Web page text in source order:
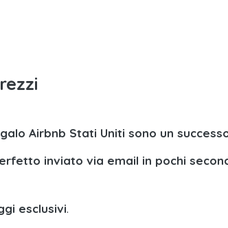
Airbnb Stati Uniti sono un
inviato via email in pochi
esclusivi.